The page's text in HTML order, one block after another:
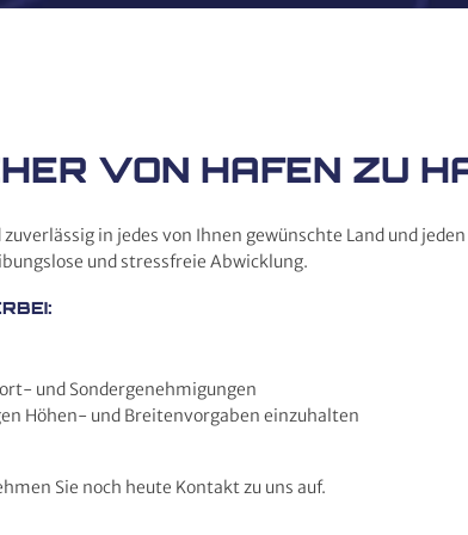
VON HAFEN ZU
in jedes von Ihnen gewünschte Land und
und stressfreie Abwicklung.
und Sondergenehmigungen
Höhen- und Breitenvorgaben einzuhalten
Sie noch heute Kontakt zu uns auf.